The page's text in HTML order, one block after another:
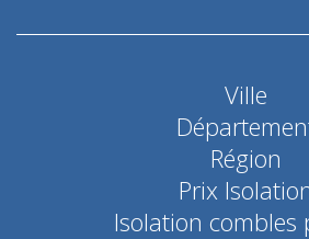
Ville
Région
Prix
Isolation combles